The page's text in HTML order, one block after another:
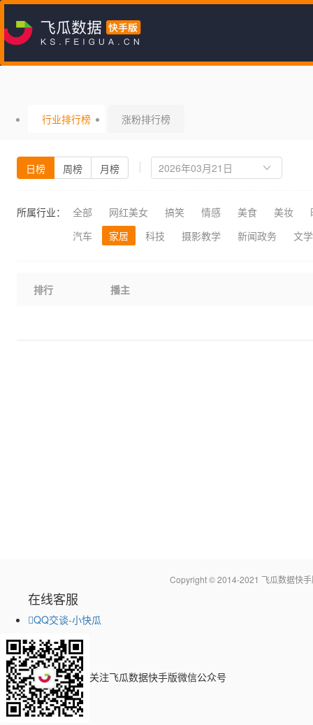
行业排行榜 涨粉排行榜
日榜 周榜 月榜
所属行业： 全部 网红美女 搞笑 情感 美食 美妆
汽车
家居 科技 摄影教学 新闻政务 文
排行 播主
Copyright © 2014-2021 飞瓜数据快
在线客服
QQ交谈-小快瓜
关注飞瓜数据快手版微信公众号